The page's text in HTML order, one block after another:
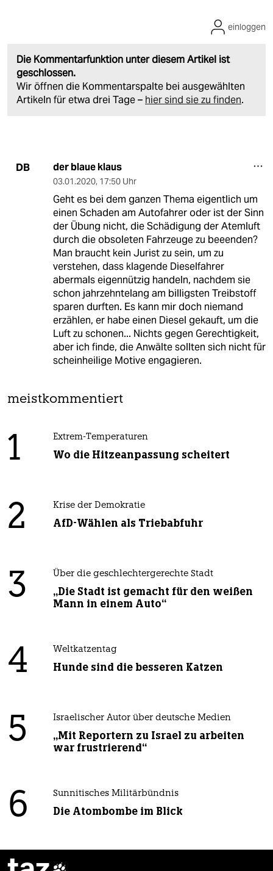
Die Kommentarfunktion unter diesem Artikel ist
geschlossen.
Wir öffnen die Kommentarspalte bei ausgewählten
Artikeln für etwa drei Tage – hier sind sie zu finden.
einloggen
DB der blaue klaus
03.01.2020, 17:50 Uhr
Geht es bei dem ganzen Thema eigentlich um
einen Schaden am Autofahrer oder ist der Sinn
der Übung nicht, die Schädigung der Atemluft
durch die obsoleten Fahrzeuge zu beeenden?
Man braucht kein Jurist zu sein, um zu
verstehen, dass klagende Dieselfahrer
abermals eigennützig handeln, nachdem sie
schon jahrzehntelang am billigsten Treibstoff
sparen durften. Es kann mir doch niemand
erzählen, er habe einen Diesel gekauft, um die
Luft zu schonen... Nichts gegen Gerechtigkeit,
aber ich finde, die Anwälte sollten sich nicht für
scheinheilige Motive engagieren.
meistkommentiert
1 Extrem-Temperaturen
Wo die Hitzeanpassung scheitert
2 Krise der Demokratie
AfD-Wählen als Triebabfuhr
3 Über die geschlechtergerechte Stadt
„Die Stadt ist gemacht für den weißen
Mann in einem Auto“
4 Weltkatzentag
Hunde sind die besseren Katzen
5 Israelischer Autor über deutsche Medien
„Mit Reportern zu Israel zu arbeiten
war frustrierend“
6 Sunnitisches Militärbündnis
Die Atombombe im Blick